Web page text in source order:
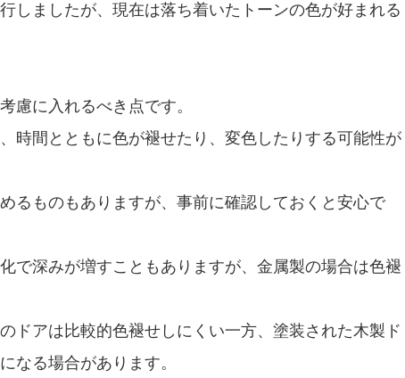
しましたが、現在は落ち着いたトーンの色が好まれる
慮に入れるべき点です。
時間とともに色が褪せたり、変色したりする可能性が
るものもありますが、事前に確認しておくと安心で
で深みが増すこともありますが、金属製の場合は色褪
ドアは比較的色褪せしにくい一方、塗装された木製ド
なる場合があります。